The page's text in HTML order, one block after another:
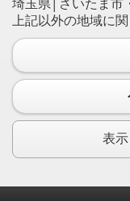
埼玉県│さいたま市
上記以外の地域に
表示